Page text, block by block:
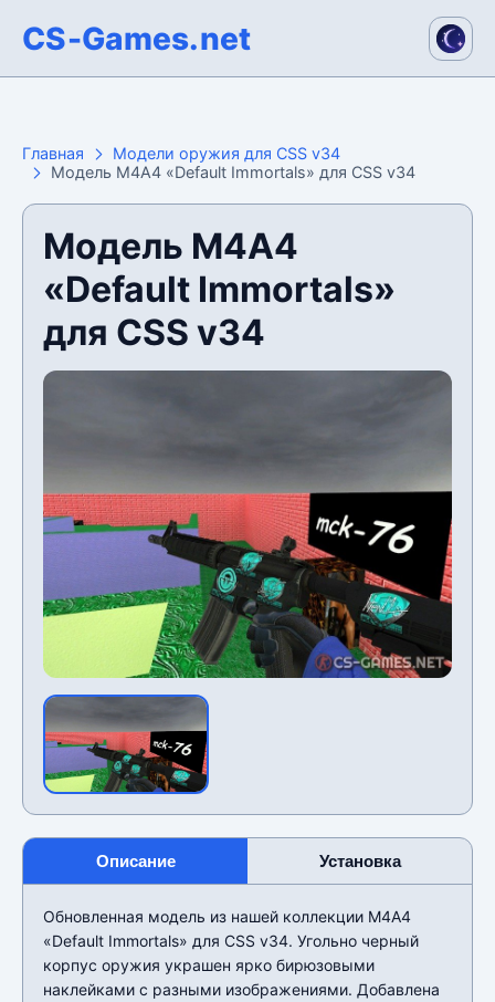
CS-Games.net
Главная
Модели оружия для CSS v34
Модель М4А4 «Default Immortals» для CSS v34
Модель М4А4
«Default Immortals»
для CSS v34
Описание Установка
Обновленная модель из нашей коллекции М4А4
«Default Immortals» для CSS v34. Угольно черный
корпус оружия украшен ярко бирюзовыми
наклейками с разными изображениями. Добавлена